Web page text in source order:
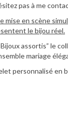
pas à me
mise en scène
le bijou réel.
assortis” le
mariage
personnalisé en